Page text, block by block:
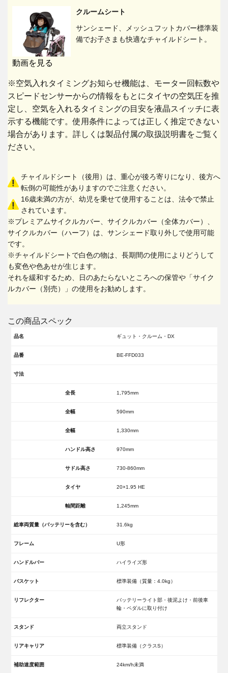
クルームシート
サンシェード、メッシュフットカバー標準装
備でお子さまも快適なチャイルドシート。
動画を見る
※空気入れタイミングお知らせ機能は、モーター回転数や
スピードセンサーからの情報をもとにタイヤの空気圧を推
定し、空気を入れるタイミングの目安を液晶スイッチに表
示する機能です。使用条件によっては正しく推定できない
場合があります。詳しくは製品付属の取扱説明書をご覧く
ださい。
チャイルドシート（後用）は、重心が後ろ寄りになり、後方へ
転倒の可能性がありますのでご注意ください。
16歳未満の方が、幼児を乗せて使用することは、法令で禁止
されています。
※プレミアムサイクルカバー、サイクルカバー（全体カバー）、
サイクルカバー（ハーフ）は、サンシェード取り外しで使用可能
です。
※チャイルドシートで白色の物は、長期間の使用によりどうして
も変色や色あせが生じます。
それを緩和するため、日のあたらないところへの保管や「サイク
ルカバー（別売）」の使用をお勧めします。
この商品スペック
品名 ギュット・クルーム・DX
品番 BE-FFD033
寸法
全長 1,795mm
全幅 590mm
全幅 1,330mm
ハンドル高さ 970mm
サドル高さ 730-860mm
タイヤ 20×1.95 HE
軸間距離 1,245mm
総車両質量（バッテリーを含む） 31.6kg
フレーム U形
ハンドルバー ハイライズ形
バスケット 標準装備（質量：4.0kg）
リフレクター
バッテリーライト部・後泥よけ・前後車
輪・ペダルに取り付け
スタンド 両立スタンド
リアキャリア 標準装備（クラスS）
補助速度範囲 24km/h未満